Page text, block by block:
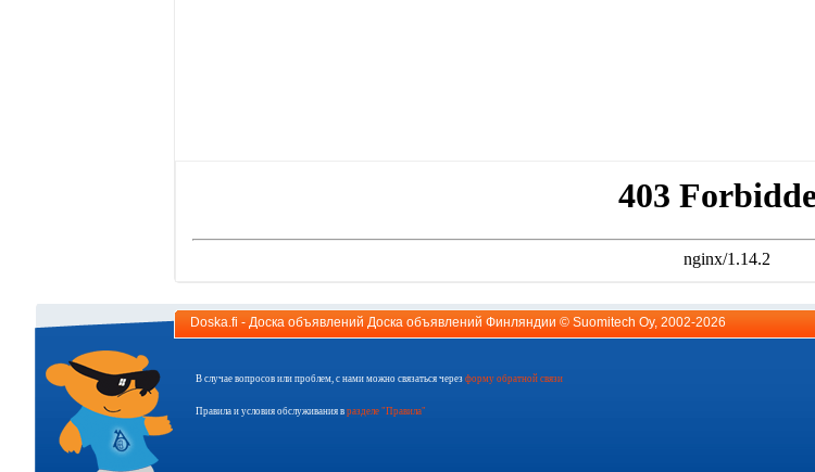
Doska.fi - Доска объявлений Доска объявлений Финляндии © Suomitech Oy, 2002-2026
В случае вопросов или проблем, с нами можно связаться через форму обратной связи
Правила и условия обслуживания в разделе "Правила"